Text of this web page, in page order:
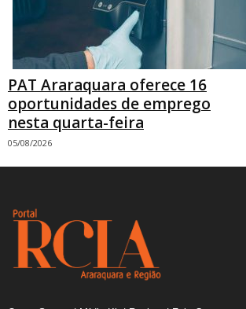
PAT Araraquara oferece 16
oportunidades de emprego
nesta quarta-feira
05/08/2026